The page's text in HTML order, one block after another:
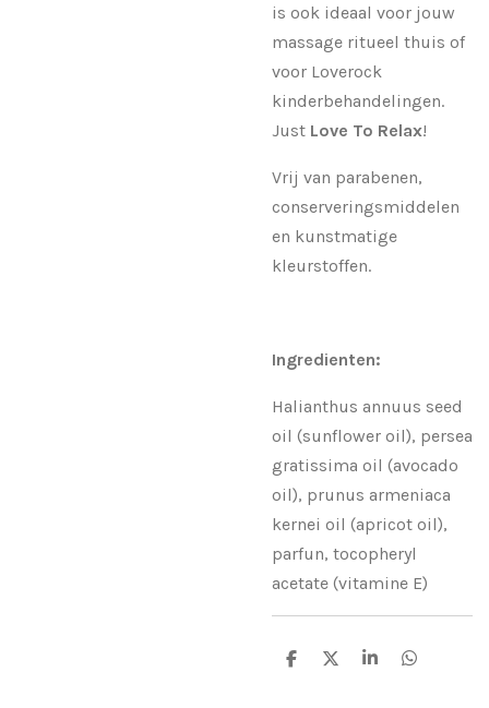
is ook ideaal voor jouw
massage ritueel thuis of
voor Loverock
kinderbehandelingen.
Just Love To Relax!
Vrij van parabenen,
conserveringsmiddelen
en kunstmatige
kleurstoffen.
Ingredienten:
Halianthus annuus seed
oil (sunflower oil), persea
gratissima oil (avocado
oil), prunus armeniaca
kernei oil (apricot oil),
parfun, tocopheryl
acetate (vitamine E)
D
D
S
D